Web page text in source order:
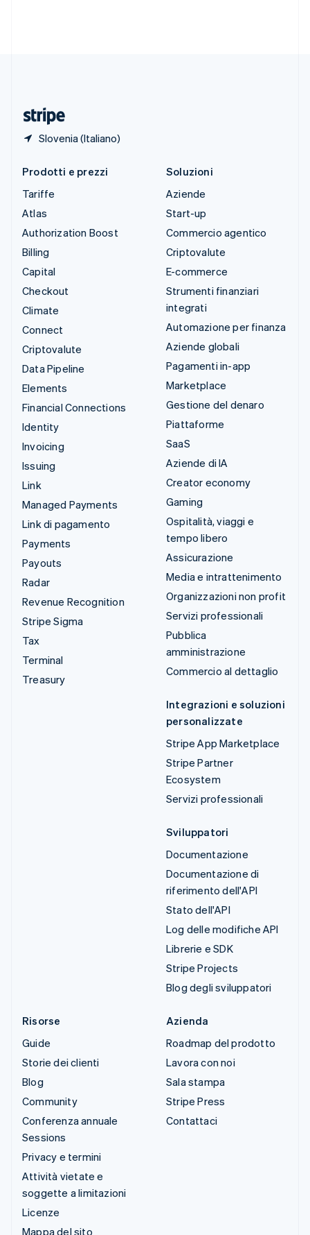
Slovenia (Italiano)
Prodotti e prezzi
Tariffe
Atlas
Authorization Boost
Billing
Capital
Checkout
Climate
Connect
Criptovalute
Data Pipeline
Elements
Financial Connections
Identity
Invoicing
Issuing
Link
Managed Payments
Link di pagamento
Payments
Payouts
Radar
Revenue Recognition
Stripe Sigma
Tax
Terminal
Treasury
Soluzioni
Aziende
Start-up
Commercio agentico
Criptovalute
E-commerce
Strumenti finanziari
integrati
Automazione per finanza
Aziende globali
Pagamenti in-app
Marketplace
Gestione del denaro
Piattaforme
SaaS
Aziende di IA
Creator economy
Gaming
Ospitalità, viaggi e
tempo libero
Assicurazione
Media e intrattenimento
Organizzazioni non profit
Servizi professionali
Pubblica
amministrazione
Commercio al dettaglio
Integrazioni e soluzioni
personalizzate
Stripe App Marketplace
Stripe Partner
Ecosystem
Servizi professionali
Sviluppatori
Documentazione
Documentazione di
riferimento dell'API
Stato dell'API
Log delle modifiche API
Librerie e SDK
Stripe Projects
Blog degli sviluppatori
Risorse
Guide
Storie dei clienti
Blog
Community
Conferenza annuale
Sessions
Privacy e termini
Attività vietate e
soggette a limitazioni
Licenze
Mappa del sito
Azienda
Roadmap del prodotto
Lavora con noi
Sala stampa
Stripe Press
Contattaci